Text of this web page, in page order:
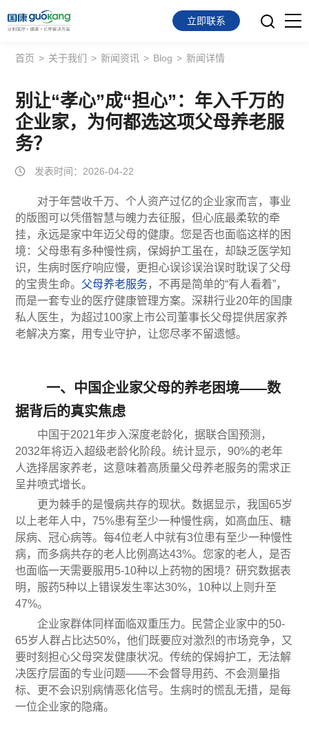
首页
面向会员
面向企业
服务支持
关于我们
立即联系
首页 > 关于我们 > 新闻资讯 > Blog > 新闻详情
别让“孝心”成“担心”：年入千万的
企业家，为何都选这项父母养老服
务？
发表时间：2026-04-22
对于年营收千万、个人资产过亿的企业家而言，事业
的版图可以凭借智慧与魄力去征服，但心底最柔软的牵
挂，永远是家中年迈父母的健康。您是否也面临这样的困
境：父母患有多种慢性病，保姆护工虽在，却缺乏医学知
识，生病时医疗响应慢，更担心误诊误治误时耽误了父母
的宝贵生命。 父母养老服务，不再是简单的“有人看着”，
而是一套专业的医疗健康管理方案。深耕行业20年的国康
私人医生，为超过100家上市公司董事长父母提供居家养
老解决方案，用专业守护，让您尽孝不留遗憾。
一、中国企业家父母的养老困境——数
据背后的真实焦虑
中国于2021年步入深度老龄化，据联合国预测，
2032年将迈入超级老龄化阶段。统计显示，90%的老年
人选择居家养老，这意味着高质量父母养老服务的需求正
呈井喷式增长。
更为棘手的是慢病共存的现状。数据显示，我国65岁
以上老年人中，75%患有至少一种慢性病，如高血压、糖
尿病、冠心病等。每4位老人中就有3位患有至少一种慢性
病，而多病共存的老人比例高达43%。您家的老人，是否
也面临一天需要服用5-10种以上药物的困境？研究数据表
明，服药5种以上错误发生率达30%，10种以上则升至
47%。
企业家群体同样面临双重压力。民营企业家中的50-
65岁人群占比达50%，他们既要应对激烈的市场竞争，又
要时刻担心父母突发健康状况。传统的保姆护工，无法解
决医疗层面的专业问题——不会督导用药、不会测量指
标、更不会识别病情恶化信号。生病时的慌乱无措，是每
一位企业家的隐痛。